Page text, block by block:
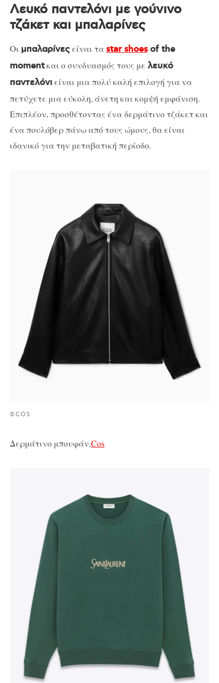
Λευκό παντελόνι με γούνινο
τζάκετ και μπαλαρίνες
Οι μπαλαρίνεςείναι ταstar shoesof the
momentκαι ο συνδυασμός τους με λευκό
παντελόνιείναι μια πολύ καλή επιλογή για να
πετύχετε μια εύκολη, άνετη και κομψή εμφάνιση.
Επιπλέον, προσθέτοντας ένα δερμάτινο τζάκετ και
ένα πουλόβερ πάνω από τους ώμους, θα είναι
ιδανικό για την μεταβατική περίοδο.
©COS
Δερμάτινο μπουφάν,Cos